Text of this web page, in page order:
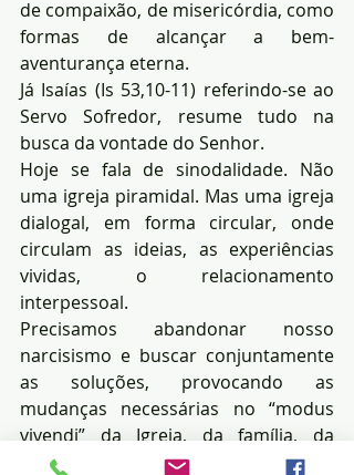
de compaixão, de misericórdia, como
formas de alcançar a bem-
aventurança eterna.
Já Isaías (Is 53,10-11) referindo-se ao
Servo Sofredor, resume tudo na
busca da vontade do Senhor.
Hoje se fala de sinodalidade. Não
uma igreja piramidal. Mas uma igreja
dialogal, em forma circular, onde
circulam as ideias, as experiências
vividas, o relacionamento
interpessoal.
Precisamos abandonar nosso
narcisismo e buscar conjuntamente
as soluções, provocando as
mudanças necessárias no “modus
vivendi” da Igreja, da família, da
sociedade.